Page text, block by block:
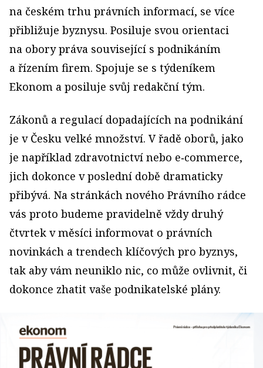
na českém trhu právních informací, se více
přibližuje byznysu. Posiluje svou orientaci
na obory práva související s pod­nikáním
a řízením firem. Spojuje se s týdeníkem
Ekonom a posiluje svůj redakční tým.
Zákonů a regulací dopadajících na podnikání
je v Česku velké množství. V řadě oborů, jako
je například zdravotnictví nebo e‑commerce,
jich dokonce v poslední době dramaticky
přibývá. Na stránkách nového Právního rádce
vás proto budeme pravidelně vždy druhý
čtvrtek v měsíci informovat o právních
novinkách a trendech klíčových pro byznys,
tak aby vám neuniklo nic, co může ovlivnit, či
dokonce zhatit vaše podnikatelské plány.